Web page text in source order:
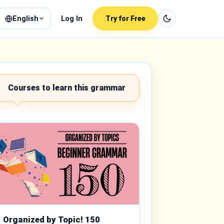
English Log In Try for Free
Courses to learn this grammar
Organized by Topic! 150